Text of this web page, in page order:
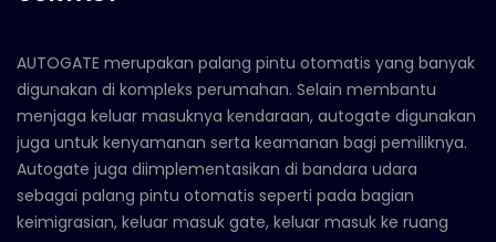
AUTOGATE merupakan palang pintu otomatis yang banyak
digunakan di kompleks perumahan. Selain membantu
menjaga keluar masuknya kendaraan, autogate digunakan
juga untuk kenyamanan serta keamanan bagi pemiliknya.
Autogate juga diimplementasikan di bandara udara
sebagai palang pintu otomatis seperti pada bagian
keimigrasian, keluar masuk gate, keluar masuk ke ruang